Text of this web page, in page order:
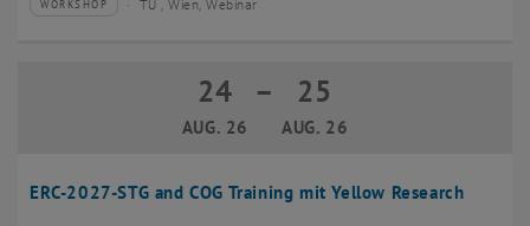
Veranstaltungstyp:
WORKSHOP
Veranstaltungsort:TU , Wien, Webinar
ERC-2027-STG and COG Training mit Yellow Research
24
AUG. 26
24 August 2026 bis 25 August 2026
– 25
AUG. 26